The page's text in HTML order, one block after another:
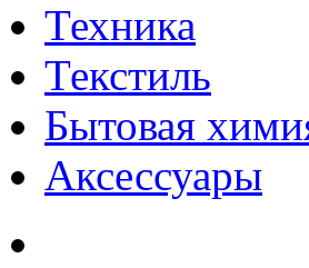
Техника
Текстиль
Бытовая
Аксессуары